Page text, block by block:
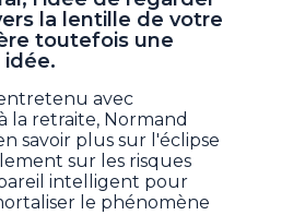
la lentille de votre
toutefois une
avec
la retraite, Normand
savoir plus sur l'éclipse
sur les risques
intelligent pour
le phénomène